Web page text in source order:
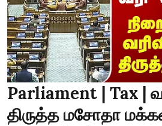
Parliament | Tax |
திருத்த மசோதா